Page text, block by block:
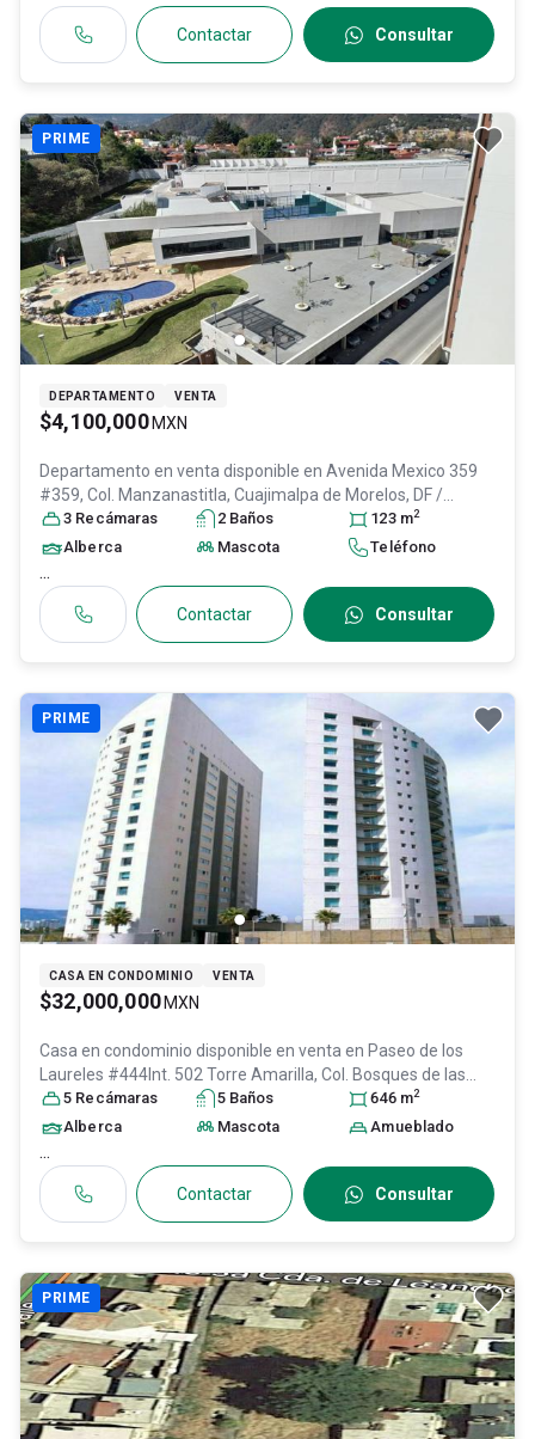
Contactar Consultar
PRIME
DEPARTAMENTO VENTA
$4,100,000 MXN
Departamento en venta disponible en Avenida Mexico 359
#359, Col. Manzanastitla, Cuajimalpa de Morelos, DF /
CDMX, México, C.P. 05270, ID:28072809
3 Recámaras 2 Baños 123 m2
Alberca Mascota Teléfono
...
Contactar Consultar
PRIME
CASA EN CONDOMINIO VENTA
$32,000,000 MXN
Casa en condominio disponible en venta en Paseo de los
Laureles #444Int. 502 Torre Amarilla, Col. Bosques de las
Lomas,Cuajimalpa de Morelos, DF / CDMX, México, C.P.
05120, ID:30361294
5 Recámaras 5 Baños 646 m2
Alberca Mascota Amueblado
...
Contactar Consultar
PRIME